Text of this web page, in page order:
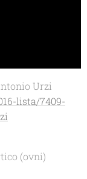
Urzi
lista/7409-
(ovni)